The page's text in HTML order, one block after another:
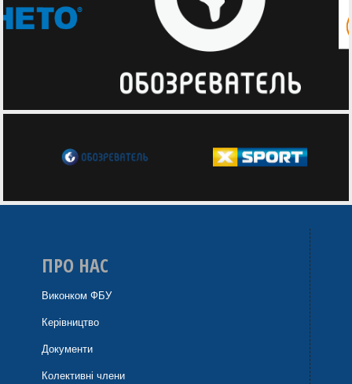
ПРО НАС
Виконком ФБУ
Керівництво
Документи
Колективні члени